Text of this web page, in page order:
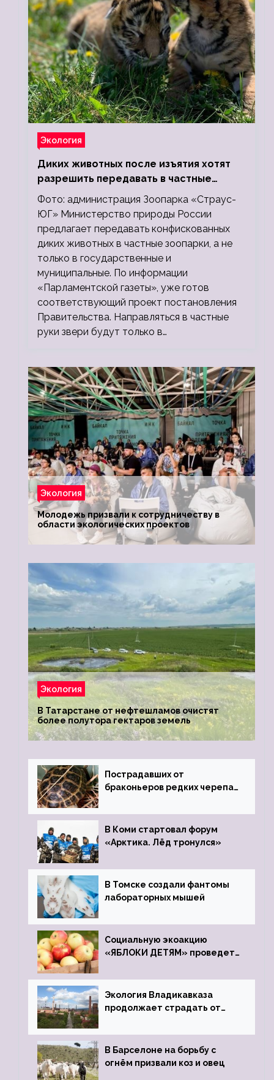
Экология
Диких животных после изъятия хотят
разрешить передавать в частные
зоопарки
Фото: администрация Зоопарка «Страус-
ЮГ» Министерство природы России
предлагает передавать конфискованных
диких животных в частные зоопарки, а не
только в государственные и
муниципальные. По информации
«Парламентской газеты», уже готов
соответствующий проект постановления
Правительства. Направляться в частные
руки звери будут только в…
Экология
Молодежь призвали к сотрудничеству в
области экологических проектов
Экология
В Татарстане от нефтешламов очистят
более полутора гектаров земель
Пострадавших от
браконьеров редких черепах
зоопарк
В Коми стартовал форум
«Арктика. Лёд тронулся»
В Томске создали фантомы
лабораторных мышей
Социальную экоакцию
«ЯБЛОКИ ДЕТЯМ» проведет
Экология Владикавказа
продолжает страдать от
В Барселоне на борьбу с
огнём призвали коз и овец